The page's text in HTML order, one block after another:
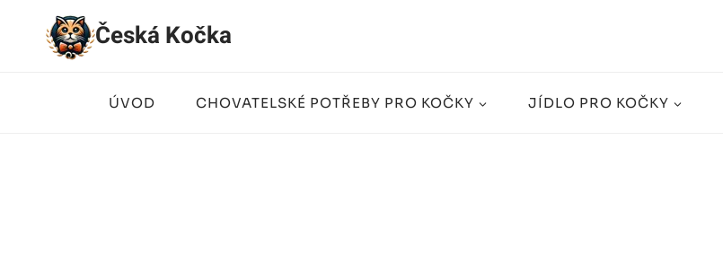
Přeskočit
Česká Kočka
ÚVOD CHOVATELSKÉ POTŘEBY PRO KOČKY JÍDLO PRO KOČKY